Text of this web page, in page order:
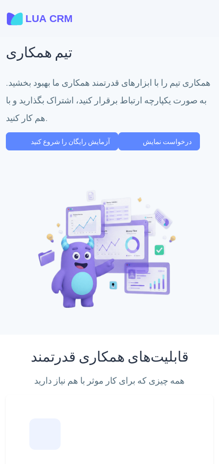
تیم همکاری
همکاری تیم را با ابزارهای قدرتمند همکاری ما بهبود بخشید.
به صورت یکپارچه ارتباط برقرار کنید، اشتراک بگذارید و با
هم کار کنید.
آزمایش رایگان را شروع کنید درخواست نمایش
قابلیت‌های همکاری قدرتمند
همه چیزی که برای کار موثر با هم نیاز دارید